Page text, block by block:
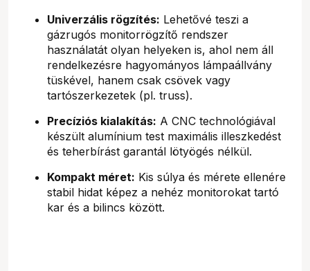
Univerzális rögzítés: Lehetővé teszi a
gázrugós monitorrögzítő rendszer
használatát olyan helyeken is, ahol nem áll
rendelkezésre hagyományos lámpaállvány
tüskével, hanem csak csövek vagy
tartószerkezetek (pl. truss).
Precíziós kialakítás: A CNC technológiával
készült alumínium test maximális illeszkedést
és teherbírást garantál lötyögés nélkül.
Kompakt méret: Kis súlya és mérete ellenére
stabil hidat képez a nehéz monitorokat tartó
kar és a bilincs között.